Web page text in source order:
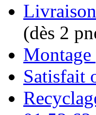
(dès 2
Montage
Satisfait